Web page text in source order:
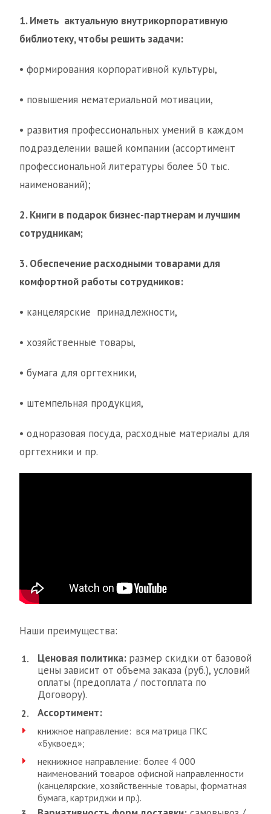
1. Иметь актуальную внутрикорпоративную
библиотеку, чтобы решить задачи:
• формирования корпоративной культуры,
• повышения нематериальной мотивации,
• развития профессиональных умений в каждом
подразделении вашей компании (ассортимент
профессиональной литературы более 50 тыс.
наименований);
2. Книги в подарок бизнес-партнерам и лучшим
сотрудникам;
3. Обеспечение расходными товарами для
комфортной работы сотрудников:
• канцелярские принадлежности,
• хозяйственные товары,
• бумага для оргтехники,
• штемпельная продукция,
• одноразовая посуда, расходные материалы для
оргтехники и пр.
Наши преимущества:
Ценовая политика: размер скидки от базовой
цены зависит от объема заказа (руб.), условий
оплаты (предоплата / постоплата по
Договору).
Ассортимент:
книжное направление: вся матрица ПКС
«Буквоед»;
некнижное направление: более 4 000
наименований товаров офисной направленности
(канцелярские, хозяйственные товары, форматная
бумага, картриджи и пр.).